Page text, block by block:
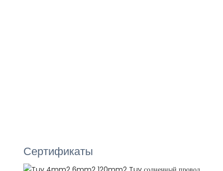
Сертификаты